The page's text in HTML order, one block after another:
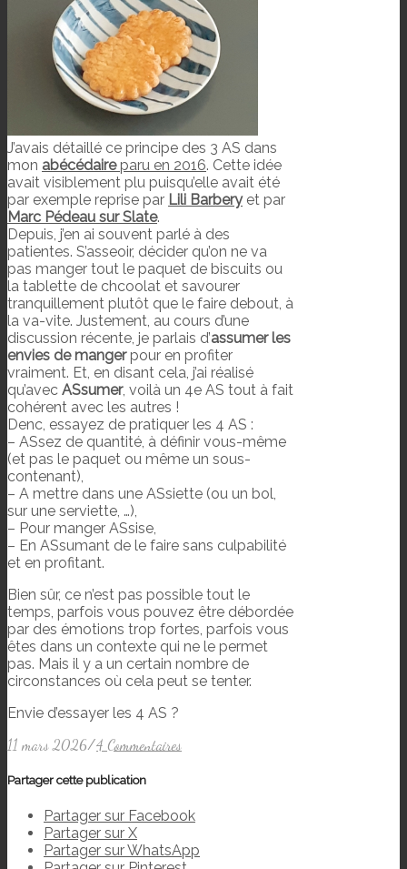
J’avais détaillé ce principe des 3 AS dans
mon abécédaireparu en 2016. Cette idée
avait visiblement plu puisqu’elle avait été
par exemple reprise par Lili Barberyet par
Marc Pédeau sur Slate.
Depuis, j’en ai souvent parlé à des
patientes. S’asseoir, décider qu’on ne va
pas manger tout le paquet de biscuits ou
la tablette de chcoolat et savourer
tranquillement plutôt que le faire debout, à
la va-vite. Justement, au cours d’une
discussion récente, je parlais d’assumer les
envies de mangerpour en profiter
vraiment. Et, en disant cela, j’ai réalisé
qu’avec ASsumer, voilà un 4e AS tout à fait
cohérent avec les autres !
Denc, essayez de pratiquer les 4 AS :
– ASsez de quantité, à définir vous-même
(et pas le paquet ou même un sous-
contenant),
– A mettre dans une ASsiette (ou un bol,
sur une serviette, …),
– Pour manger ASsise,
– En ASsumant de le faire sans culpabilité
et en profitant.
Bien sûr, ce n’est pas possible tout le
temps, parfois vous pouvez être débordée
par des émotions trop fortes, parfois vous
êtes dans un contexte qui ne le permet
pas. Mais il y a un certain nombre de
circonstances où cela peut se tenter.
Envie d’essayer les 4 AS ?
11 mars 2026/4 Commentaires
Partager cette publication
Partager sur Facebook
Partager sur X
Partager sur WhatsApp